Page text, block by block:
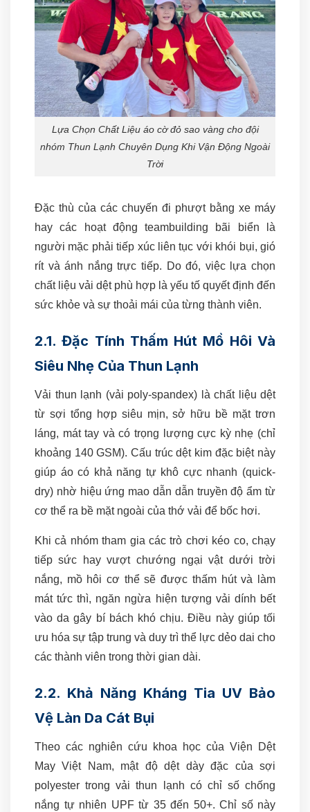
Lựa Chọn Chất Liệu áo cờ đỏ sao vàng cho đội
nhóm Thun Lạnh Chuyên Dụng Khi Vận Động Ngoài
Trời
Đặc thù của các chuyến đi phượt bằng xe máy
hay các hoạt động teambuilding bãi biển là
người mặc phải tiếp xúc liên tục với khói bụi, gió
rít và ánh nắng trực tiếp. Do đó, việc lựa chọn
chất liệu vải dệt phù hợp là yếu tố quyết định đến
sức khỏe và sự thoải mái của từng thành viên.
2.1. Đặc Tính Thấm Hút Mồ Hôi Và
Siêu Nhẹ Của Thun Lạnh
Vải thun lạnh (vải poly-spandex) là chất liệu dệt
từ sợi tổng hợp siêu mịn, sở hữu bề mặt trơn
láng, mát tay và có trọng lượng cực kỳ nhẹ (chỉ
khoảng 140 GSM). Cấu trúc dệt kim đặc biệt này
giúp áo có khả năng tự khô cực nhanh (quick-
dry) nhờ hiệu ứng mao dẫn dẫn truyền độ ẩm từ
cơ thể ra bề mặt ngoài của thớ vải để bốc hơi.
Khi cả nhóm tham gia các trò chơi kéo co, chạy
tiếp sức hay vượt chướng ngại vật dưới trời
nắng, mồ hôi cơ thể sẽ được thấm hút và làm
mát tức thì, ngăn ngừa hiện tượng vải dính bết
vào da gây bí bách khó chịu. Điều này giúp tối
ưu hóa sự tập trung và duy trì thể lực dẻo dai cho
các thành viên trong thời gian dài.
2.2. Khả Năng Kháng Tia UV Bảo
Vệ Làn Da Cát Bụi
Theo các nghiên cứu khoa học của Viện Dệt
May Việt Nam, mật độ dệt dày đặc của sợi
polyester trong vải thun lạnh có chỉ số chống
nắng tự nhiên UPF từ 35 đến 50+. Chỉ số này